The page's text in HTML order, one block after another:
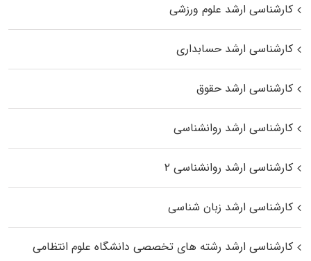
کارشناسی ارشد علوم ورزشی
کارشناسی ارشد حسابداری
کارشناسی ارشد حقوق
کارشناسی ارشد روانشناسی
کارشناسی ارشد روانشناسی ۲
کارشناسی ارشد زبان شناسی
کارشناسی ارشد رﺷﺘﻪ ﻫﺎی تخصصی داﻧﺸﮕﺎه ﻋﻠﻮم انتظامی